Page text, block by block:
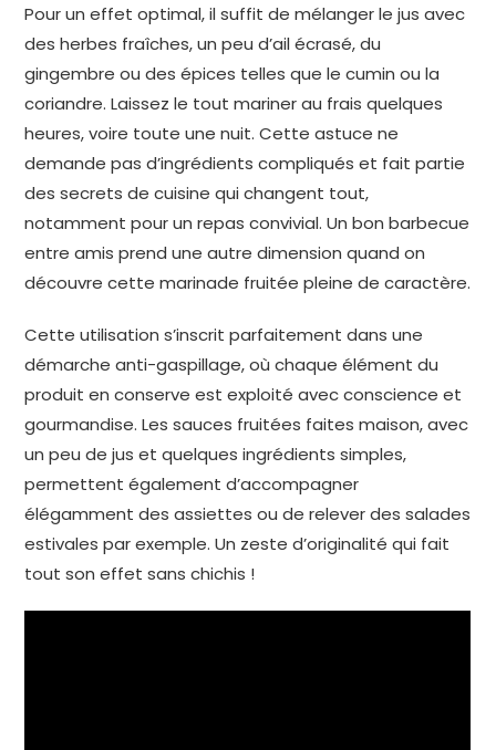
Pour un effet optimal, il suffit de mélanger le jus avec
des herbes fraîches, un peu d’ail écrasé, du
gingembre ou des épices telles que le cumin ou la
coriandre. Laissez le tout mariner au frais quelques
heures, voire toute une nuit. Cette astuce ne
demande pas d’ingrédients compliqués et fait partie
des secrets de cuisine qui changent tout,
notamment pour un repas convivial. Un bon barbecue
entre amis prend une autre dimension quand on
découvre cette marinade fruitée pleine de caractère.
Cette utilisation s’inscrit parfaitement dans une
démarche anti-gaspillage, où chaque élément du
produit en conserve est exploité avec conscience et
gourmandise. Les sauces fruitées faites maison, avec
un peu de jus et quelques ingrédients simples,
permettent également d’accompagner
élégamment des assiettes ou de relever des salades
estivales par exemple. Un zeste d’originalité qui fait
tout son effet sans chichis !